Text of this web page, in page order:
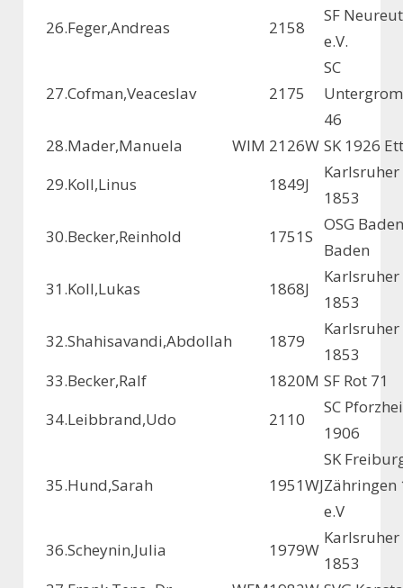
26.Feger,Andreas 2158
SF
e.V.
27.Cofman,Veaceslav 2175
SC
46
28.Mader,Manuela WIM 2126W SK 1926
29.Koll,Linus 1849J
Karlsruher
1853
30.Becker,Reinhold 1751S
OSG
Baden
31.Koll,Lukas 1868J
Karlsruher
1853
32.Shahisavandi,Abdollah 1879
Karlsruher
1853
33.Becker,Ralf 1820M SF Rot 71
34.Leibbrand,Udo 2110
SC
1906
35.Hund,Sarah 1951WJ
SK
Zähringen
e.V
36.Scheynin,Julia 1979W
Karlsruher
1853